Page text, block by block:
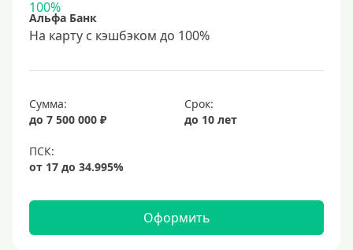
С 19 лет
С 20 лет
С 23 лет
Обеспечение
Без обеспечения
Альфа Банк
На карту с кэшбэком до 100%
Сумма:
до 7 500 000 ₽
Срок:
до 10 лет
Оформить